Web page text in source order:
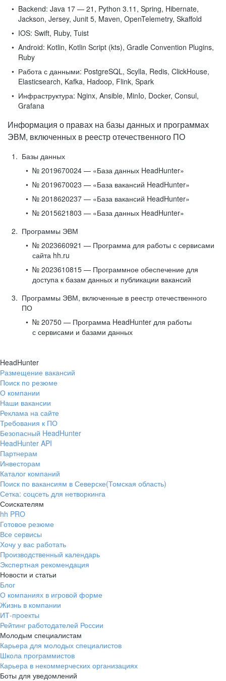
Backend: Java 17 — 21, Python 3.11, Spring, Hibernate,
Jackson, Jersey, Junit 5, Maven, OpenTelemetry, Skaffold
IOS: Swift, Ruby, Tuist
Android: Kotlin, Kotlin Script (kts), Gradle Convention Plugins,
Ruby
Работа с данными: PostgreSQL, Scylla, Redis, ClickHouse,
Elasticsearch, Kafka, Hadoop, Flink, Spark
Инфраструктура: Nginx, Ansible, MinIo, Docker, Consul,
Grafana
Информация о правах на базы данных и программах
ЭВМ, включенных в реестр отечественного ПО
Базы данных
№ 2019670024 — «База данных HeadHunter»
№ 2019670023 — «База вакансий HeadHunter»
№ 2018620237 — «База вакансий HeadHunter»
№ 2015621803 — «База данных HeadHunter»
Программы ЭВМ
№ 2023660921 — Программа для работы с сервисами
сайта hh.ru
№ 2023610815 — Программное обеспечение для
доступа к базам данных и публикации вакансий
Программы ЭВМ, включенные в реестр отечественного
ПО
№ 20750 — Программа HeadHunter для работы
с сервисами и базами данных
HeadHunter
Размещение вакансий
Поиск по резюме
О компании
Наши вакансии
Реклама на сайте
Требования к ПО
Безопасный HeadHunter
HeadHunter API
Партнерам
Инвесторам
Каталог компаний
Поиск по вакансиям в Северске(Томская область)
Сетка: соцсеть для нетворкинга
Соискателям
hh PRO
Готовое резюме
Все сервисы
Хочу у вас работать
Производственный календарь
Экспертная рекомендация
Новости и статьи
Блог
О компаниях в игровой форме
Жизнь в компании
ИТ-проекты
Рейтинг работодателей России
Молодым специалистам
Карьера для молодых специалистов
Школа программистов
Карьера в некоммерческих организациях
Боты для уведомлений